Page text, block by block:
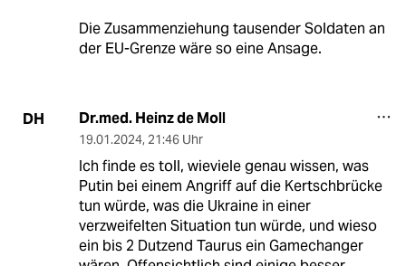
Die Zusammenziehung tausender Soldaten an
der EU-Grenze wäre so eine Ansage.
DH Dr.med. Heinz de Moll
19.01.2024, 21:46 Uhr
Ich finde es toll, wieviele genau wissen, was
Putin bei einem Angriff auf die Kertschbrücke
tun würde, was die Ukraine in einer
verzweifelten Situation tun würde, und wieso
ein bis 2 Dutzend Taurus ein Gamechanger